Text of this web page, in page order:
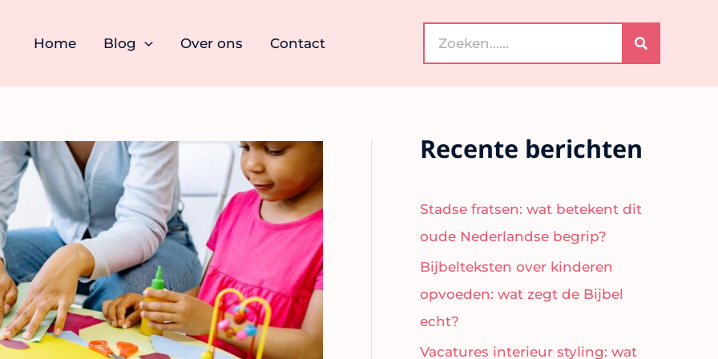
Home Blog Over ons Contact
for:
Recente berichten
Stadse fratsen: wat betekent dit
oude Nederlandse begrip?
Bijbelteksten over kinderen
opvoeden: wat zegt de Bijbel
echt?
Vacatures interieur styling: wat